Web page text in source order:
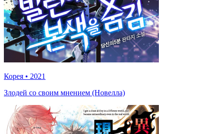
Корея • 2021
Злодей со своим мнением (Новелла)